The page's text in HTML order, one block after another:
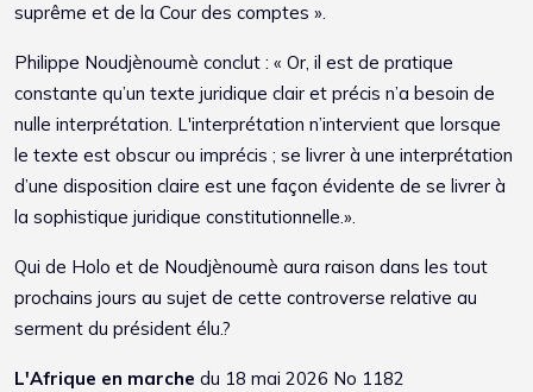
suprême et de la Cour des comptes ».
Philippe Noudjènoumè conclut : « Or, il est de pratique
constante qu’un texte juridique clair et précis n’a besoin de
nulle interprétation. L'interprétation n’intervient que lorsque
le texte est obscur ou imprécis ; se livrer à une interprétation
d’une disposition claire est une façon évidente de se livrer à
la sophistique juridique constitutionnelle.».
Qui de Holo et de Noudjènoumè aura raison dans les tout
prochains jours au sujet de cette controverse relative au
serment du président élu.?
L'Afrique en marche du 18 mai 2026 No 1182